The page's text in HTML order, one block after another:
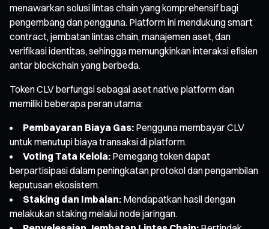
menawarkan solusi lintas chain yang komprehensif bagi
pengembang dan pengguna. Platform ini mendukung smart
contract, jembatan lintas chain, manajemen aset, dan
verifikasi identitas, sehingga memungkinkan interaksi efisien
antar blockchain yang berbeda.
Token CLV berfungsi sebagai aset native platform dan
memiliki beberapa peran utama:
Pembayaran Biaya Gas: Pengguna membayar CLV
untuk menutupi biaya transaksi di platform.
Voting Tata Kelola: Pemegang token dapat
berpartisipasi dalam peningkatan protokol dan pengambilan
keputusan ekosistem.
Staking dan Imbalan: Mendapatkan hasil dengan
melakukan staking melalui node jaringan.